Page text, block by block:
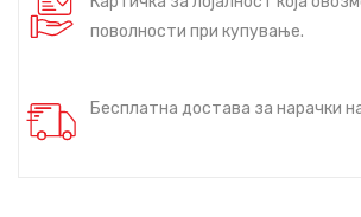
поволности при купување.
Бесплатна достава за нарачки